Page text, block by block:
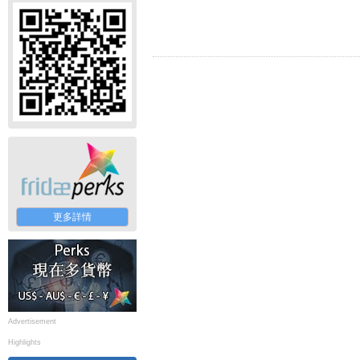
更多詳情
Advertisement
Highlights